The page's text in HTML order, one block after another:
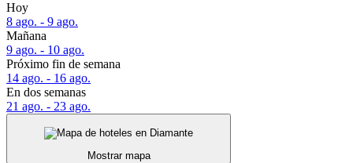
Hoy
8 ago. - 9 ago.
Mañana
9 ago. - 10 ago.
Próximo fin de semana
14 ago. - 16 ago.
En dos semanas
21 ago. - 23 ago.
Mostrar mapa